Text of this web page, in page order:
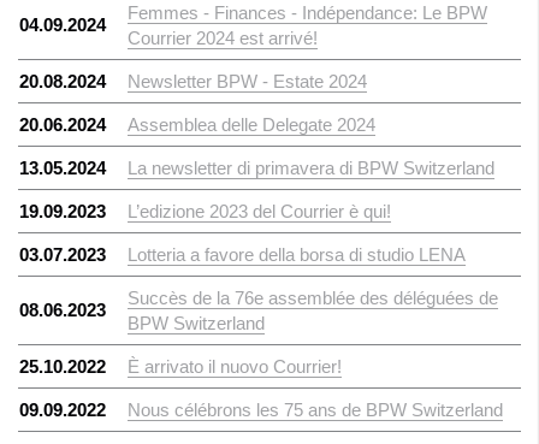
04.09.2024
Femmes - Finances - Indépendance: Le BPW
Courrier 2024 est arrivé!
20.08.2024 Newsletter BPW - Estate 2024
20.06.2024 Assemblea delle Delegate 2024
13.05.2024 La newsletter di primavera di BPW Switzerland
19.09.2023 L’edizione 2023 del Courrier è qui!
03.07.2023 Lotteria a favore della borsa di studio LENA
08.06.2023
Succès de la 76e assemblée des déléguées de
BPW Switzerland
25.10.2022 È arrivato il nuovo Courrier!
09.09.2022 Nous célébrons les 75 ans de BPW Switzerland